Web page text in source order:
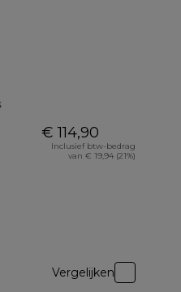
€ 114,90
Inclusief btw-bedrag
van € 19,94 (21%)
Vergelijken